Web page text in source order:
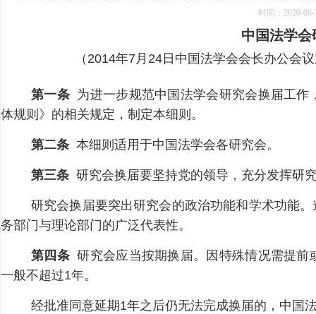
时间： 2020-
中国法学
（2014年7月24日中国法学会会长办公会
第一条 为进一步规范中国法学会研究会换届工
体规则》的相关规定，制定本细则。
第二条 本细则适用于中国法学会各研究会。
第三条 研究会换届要坚持党的领导，充分发挥研
研究会换届要突出研究会的政治功能和学术功能
务部门与理论部门的广泛代表性。
第四条研究会应当按期换届。因特殊情况需提前
一般不超过1年。
经批准同意延期1年之后仍无法完成换届的，中国